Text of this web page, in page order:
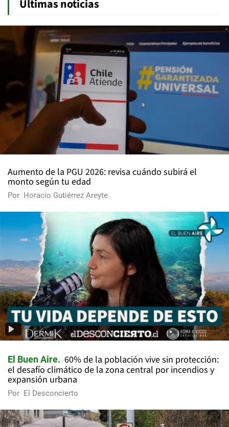
Últimas noticias
Aumento de la PGU 2026: revisa cuándo subirá el
monto según tu edad
Por Horacio Gutiérrez Areyte
El Buen Aire
60% de la población vive sin protección:
el desafío climático de la zona central por incendios y
expansión urbana
Por El Desconcierto